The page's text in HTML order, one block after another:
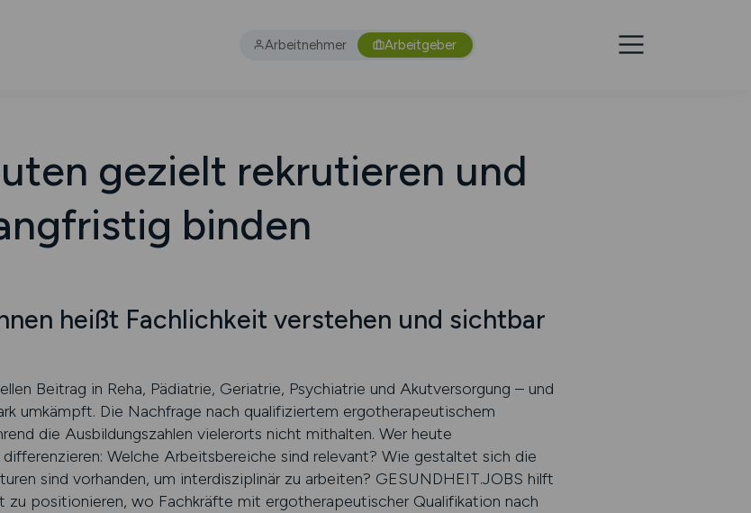
Arbeitnehmer Arbeitgeber
gezielt rekrutieren und
binden
heißt Fachlichkeit verstehen und sichtbar
Beitrag in Reha, Pädiatrie, Geriatrie, Psychiatrie und Akutversorgung – und
umkämpft. Die Nachfrage nach qualifiziertem ergotherapeutischem
die Ausbildungszahlen vielerorts nicht mithalten. Wer heute
Welche Arbeitsbereiche sind relevant? Wie gestaltet sich die
sind vorhanden, um interdisziplinär zu arbeiten? GESUNDHEIT.JOBS hilft
zu positionieren, wo Fachkräfte mit ergotherapeutischer Qualifikation nach